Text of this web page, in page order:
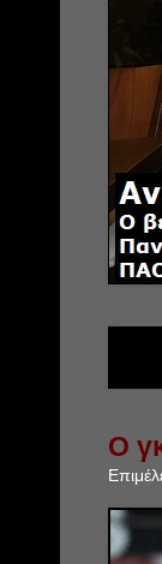
Ο